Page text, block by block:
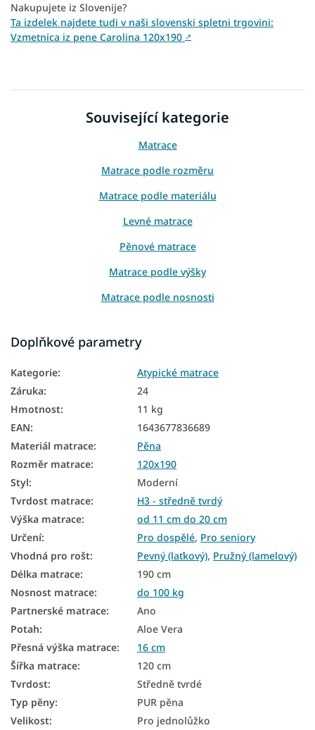
Nakupujete iz Slovenije?
Ta izdelek najdete tudi v naši slovenski spletni trgovini:
Vzmetnica iz pene Carolina 120x190 ↗
Související kategorie
Matrace
Matrace podle rozměru
Matrace podle materiálu
Levné matrace
Pěnové matrace
Matrace podle výšky
Matrace podle nosnosti
Atypické matrace
Matrace podle nosnosti do 100 kg
Doplňkové parametry
Kategorie:
Atypické matrace
Záruka:
24
Hmotnost:
11 kg
EAN:
1643677836689
Materiál matrace:
Pěna
Rozměr matrace:
120x190
Styl:
Moderní
Tvrdost matrace:
H3 - středně tvrdý
Výška matrace:
od 11 cm do 20 cm
Určení: Pro dospělé, Pro seniory
Vhodná pro rošt: Pevný (laťkový), Pružný (lamelový)
Délka matrace:
190 cm
Nosnost matrace:
do 100 kg
Partnerské matrace:
Ano
Potah:
Aloe Vera
Přesná výška matrace:
16 cm
Šířka matrace:
120 cm
Tvrdost:
Středně tvrdé
Typ pěny:
PUR pěna
Velikost: Pro jednolůžko